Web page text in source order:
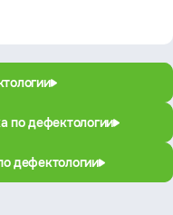
по дефектологии
дефектологии